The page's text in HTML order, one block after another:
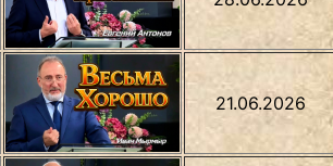
21.06.2026